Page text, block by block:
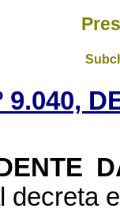
9.040,
DA
decreta